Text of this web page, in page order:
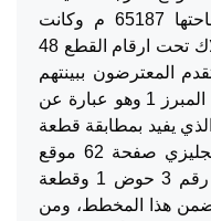
من اراضي بيت جالا والبالغ مساحتها 65187 م وكانت
مسجلة في قيود دائرة ضريبة الأملاك تحت ارقام القطع 48
1 طبيعي وتقدم المعترضون ببينتهم
امام قاضي التسوية والمؤلفة من المبرز 1 وهو عبارة عن
يفيد بمطابقة قطعة
الأرض المسجلة في السجل 12 انجليزي صفحة 62 موقع
الدرج الدهيشة مع حوض التسوية رقم 3 حوض 1 وقطعة
ضمن هذا المخطط، ومن